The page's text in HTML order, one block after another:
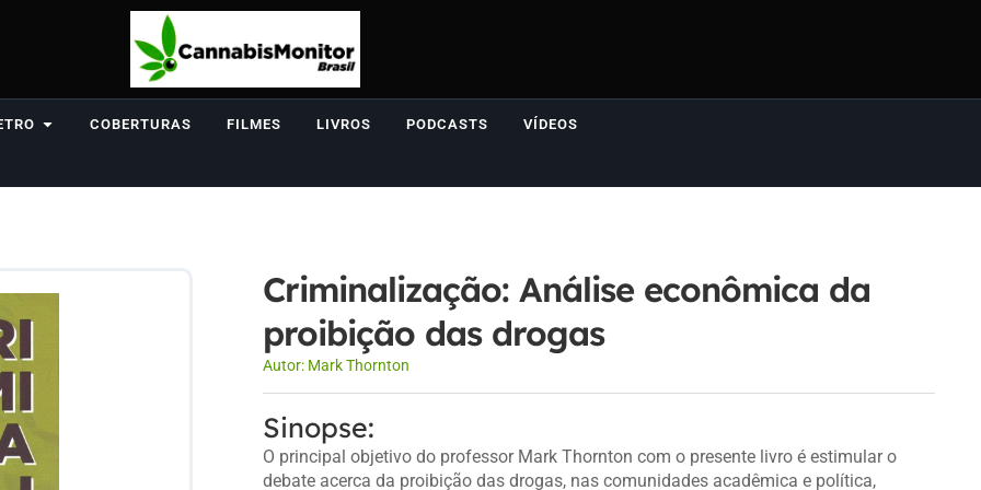
COBERTURAS FILMES LIVROS PODCASTS VÍDEOS
Criminalização: Análise econômica da
proibição das drogas
Autor: Mark Thornton
Sinopse:
O principal objetivo do professor Mark Thornton com o presente livro é estimular o
debate acerca da proibição das drogas, nas comunidades acadêmica e política,